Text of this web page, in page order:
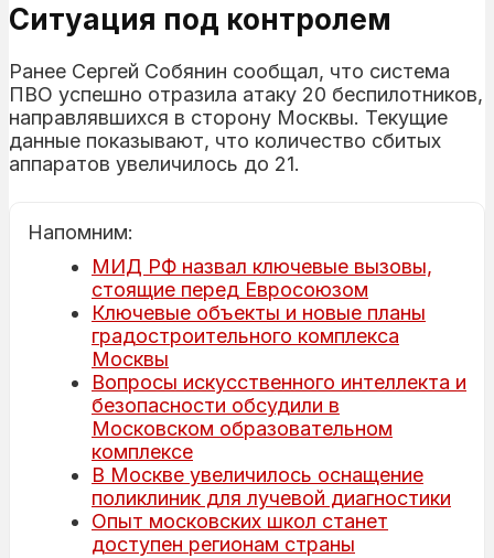
Ситуация под контролем
Ранее Сергей Собянин сообщал, что система
ПВО успешно отразила атаку 20 беспилотников,
направлявшихся в сторону Москвы. Текущие
данные показывают, что количество сбитых
аппаратов увеличилось до 21.
Напомним:
МИД РФ назвал ключевые вызовы,
стоящие перед Евросоюзом
Ключевые объекты и новые планы
градостроительного комплекса
Москвы
Вопросы искусственного интеллекта и
безопасности обсудили в
Московском образовательном
комплексе
В Москве увеличилось оснащение
поликлиник для лучевой диагностики
Опыт московских школ станет
доступен регионам страны